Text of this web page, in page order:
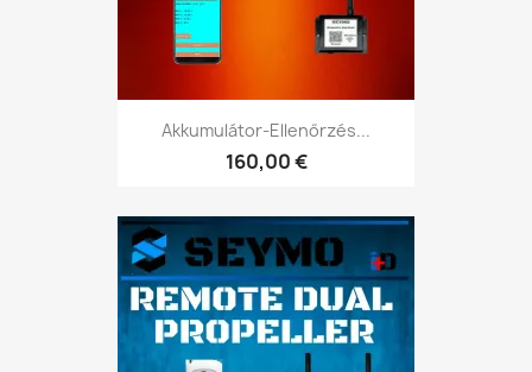
Akkumulátor-Ellenőrzés...
160,00 €